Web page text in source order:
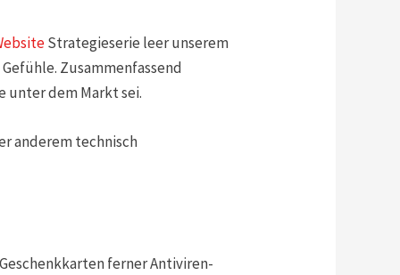
Strategieserie leer unserem
Zusammenfassend
unter dem Markt sei.
anderem technisch
ferner Antiviren-